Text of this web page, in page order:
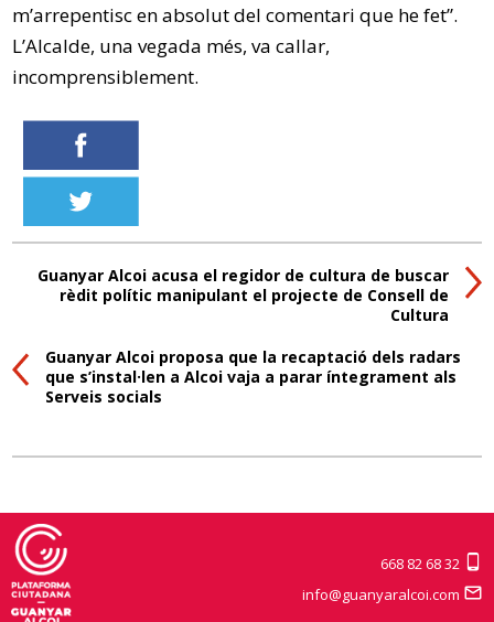
m’arrepentisc en absolut del comentari que he fet”.
L’Alcalde, una vegada més, va callar,
incomprensiblement.
Guanyar Alcoi acusa el regidor de cultura de buscar
rèdit polític manipulant el projecte de Consell de
Cultura
Guanyar Alcoi proposa que la recaptació dels radars
que s’instal·len a Alcoi vaja a parar íntegrament als
Serveis socials
668 82 68 32
info@guanyaralcoi.com